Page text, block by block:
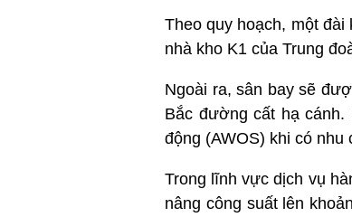
Theo quy hoạch, một
nhà kho K1 của Trung
Ngoài ra, sân bay sẽ
Bắc đường cất hạ
động (AWOS) khi có nhu
Trong lĩnh vực dịch vụ
nâng công suất lên